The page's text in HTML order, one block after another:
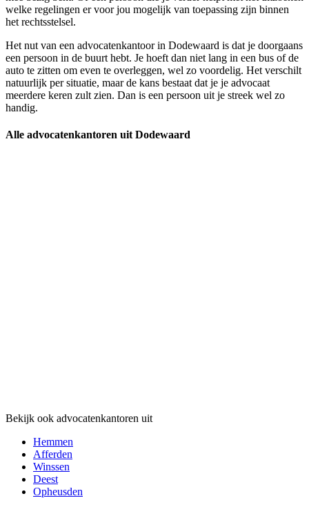
welke regelingen er voor jou mogelijk van toepassing zijn binnen
het rechtsstelsel.
Het nut van een advocatenkantoor in Dodewaard is dat je doorgaans
een persoon in de buurt hebt. Je hoeft dan niet lang in een bus of de
auto te zitten om even te overleggen, wel zo voordelig. Het verschilt
natuurlijk per situatie, maar de kans bestaat dat je je advocaat
meerdere keren zult zien. Dan is een persoon uit je streek wel zo
handig.
Alle advocatenkantoren uit Dodewaard
Bekijk ook advocatenkantoren uit
Hemmen
Afferden
Winssen
Deest
Opheusden